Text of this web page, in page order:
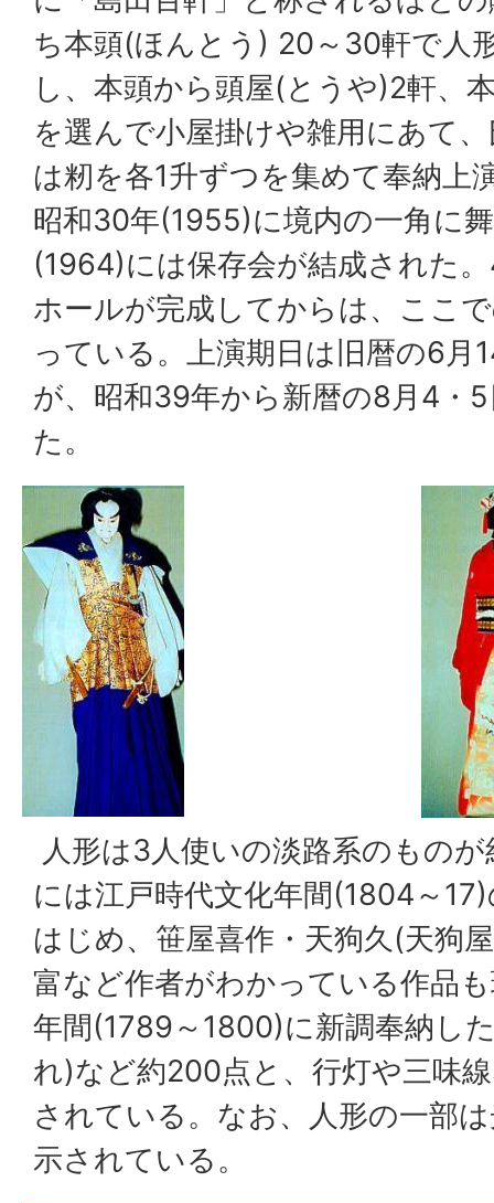
ち本頭(ほんとう) 20～30軒で人
し、本頭から頭屋(とうや)2軒、
を選んで小屋掛けや雑用にあて
は籾を各1升ずつを集めて奉納上
昭和30年(1955)に境内の一角に
(1964)には保存会が結成された
ホールが完成してからは、ここ
っている。上演期日は旧暦の6月
が、昭和39年から新暦の8月4・
た。
人形は3人使いの淡路系のもの
には江戸時代文化年間(1804～
はじめ、笹屋喜作・天狗久(天狗
富など作者がわかっている作品
年間(1789～1800)に新調奉納し
れ)など約200点と、行灯や三味
されている。なお、人形の一部
示されている。